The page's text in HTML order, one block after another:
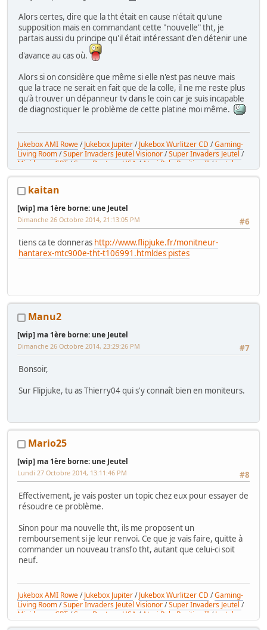
Alors certes, dire que la tht était en cause n'était qu'une
supposition mais en commandant cette "nouvelle" tht, je
partais aussi du principe qu'il était intéressant d'en détenir une
d'avance au cas où.
Alors si on considère que même si elle n'est pas neuve mais
que la trace ne serait en fait que de la colle, il ne me reste plus
qu'à trouver un dépanneur tv dans le coin car je suis incapable
de diagnostiquer le problème de cette platine moi même.
Jukebox AMI Rowe/Jukebox Jupiter/Jukebox Wurlitzer CD /Gaming-
Living Room/Super Invaders Jeutel Visionor/Super Invaders Jeutel /
Mini borne CRT /Sega Daytona USA / Atari Pole Position II /Jeutel
générique
kaitan
[wip] ma 1ère borne: une Jeutel
#6
Dimanche 26 Octobre 2014, 21:13:05 PM
tiens ca te donneras http://www.flipjuke.fr/monitneur-
hantarex-mtc900e-tht-t106991.htmldes pistes
Manu2
[wip] ma 1ère borne: une Jeutel
#7
Dimanche 26 Octobre 2014, 23:29:26 PM
Bonsoir,
Sur Flipjuke, tu as Thierry04 qui s'y connaît bien en moniteurs.
Mario25
[wip] ma 1ère borne: une Jeutel
#8
Lundi 27 Octobre 2014, 13:11:46 PM
Effectivement, je vais poster un topic chez eux pour essayer de
résoudre ce problème.
Sinon pour ma nouvelle tht, ils me proposent un
remboursement si je leur renvoi. Ce que je vais faire, quitte à
commander un nouveau transfo tht, autant que celui-ci soit
neuf.
Jukebox AMI Rowe/Jukebox Jupiter/Jukebox Wurlitzer CD /Gaming-
Living Room/Super Invaders Jeutel Visionor/Super Invaders Jeutel /
Mini borne CRT /Sega Daytona USA / Atari Pole Position II /Jeutel
générique